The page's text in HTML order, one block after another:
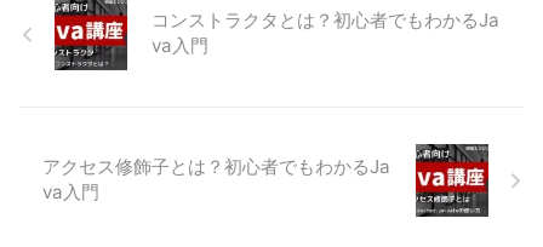
定していない操作）の動作を
...
（フィールド）やメソッドに
つける修飾子です。 staticがつ
いた変数やメソッドは、クラ
ス名.変数名」、staticメソッド
は「クラス名.メソッド名」の
の変数を1つにまとめたもので
それに比べて配列は、数値や
文字などを格納しておく箱の
ようなものが複数あるため、
複数の値を格納することがで
コンストラクタとは？初心者でもわかるJa
va入門
アクセス修飾子とは？初心者でもわかるJa
va入門